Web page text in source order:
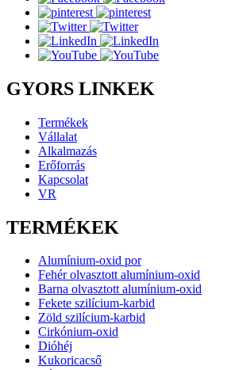
GYORS LINKEK
Termékek
Vállalat
Alkalmazás
Erőforrás
Kapcsolat
VR
TERMÉKEK
Alumínium-oxid por
Fehér olvasztott alumínium-oxid
Barna olvasztott alumínium-oxid
Fekete szilícium-karbid
Zöld szilícium-karbid
Cirkónium-oxid
Dióhéj
Kukoricacső